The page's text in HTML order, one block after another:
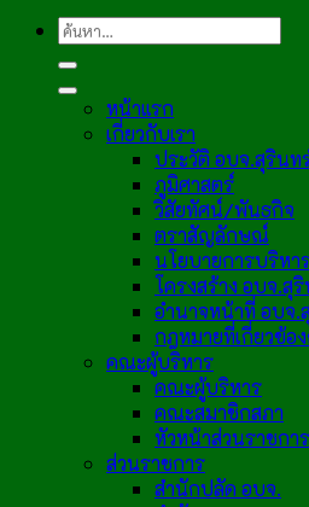
หน้าแรก
เกี่ยวกับเรา
ประวัติ อบจ.สุรินท
ภูมิศาสตร์
วิสัยทัศน์/พันธกิจ
ตราสัญลักษณ์
นโยบายการบริหา
โครงสร้าง อบจ.สุ
อำนาจหน้าที่ อบจ.
กฎหมายที่เกี่ยวข้อ
คณะผู้บริหาร
คณะผู้บริหาร
คณะสมาชิกสภา
หัวหน้าส่วนราชการ
ส่วนราชการ
สำนักปลัด อบจ.